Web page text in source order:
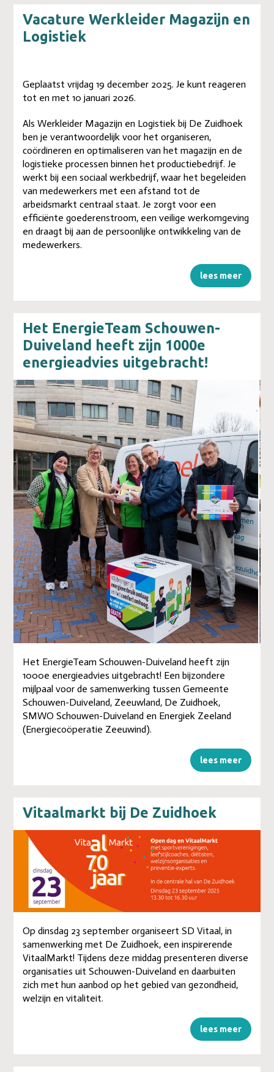
Vacature Werkleider Magazijn en
Logistiek
Geplaatst vrijdag 19 december 2025. Je kunt reageren
tot en met 10 januari 2026.
Als Werkleider Magazijn en Logistiek bij De Zuidhoek
ben je verantwoordelijk voor het organiseren,
coördineren en optimaliseren van het magazijn en de
logistieke processen binnen het productiebedrijf. Je
werkt bij een sociaal werkbedrijf, waar het begeleiden
van medewerkers met een afstand tot de
arbeidsmarkt centraal staat. Je zorgt voor een
efficiënte goederenstroom, een veilige werkomgeving
en draagt bij aan de persoonlijke ontwikkeling van de
medewerkers.
lees meer
Het EnergieTeam Schouwen-
Duiveland heeft zijn 1000e
energieadvies uitgebracht!
Het EnergieTeam Schouwen-Duiveland heeft zijn
1000e energieadvies uitgebracht! Een bijzondere
mijlpaal voor de samenwerking tussen Gemeente
Schouwen-Duiveland, Zeeuwland, De Zuidhoek,
SMWO Schouwen-Duiveland en Energiek Zeeland
(Energiecoöperatie Zeeuwind).
lees meer
Vitaalmarkt bij De Zuidhoek
Op dinsdag 23 september organiseert SD Vitaal, in
samenwerking met De Zuidhoek, een inspirerende
VitaalMarkt! Tijdens deze middag presenteren diverse
organisaties uit Schouwen-Duiveland en daarbuiten
zich met hun aanbod op het gebied van gezondheid,
welzijn en vitaliteit.
lees meer